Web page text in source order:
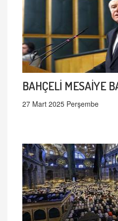
BAHÇELİ MESAİYE
27 Mart 2025 Perşembe